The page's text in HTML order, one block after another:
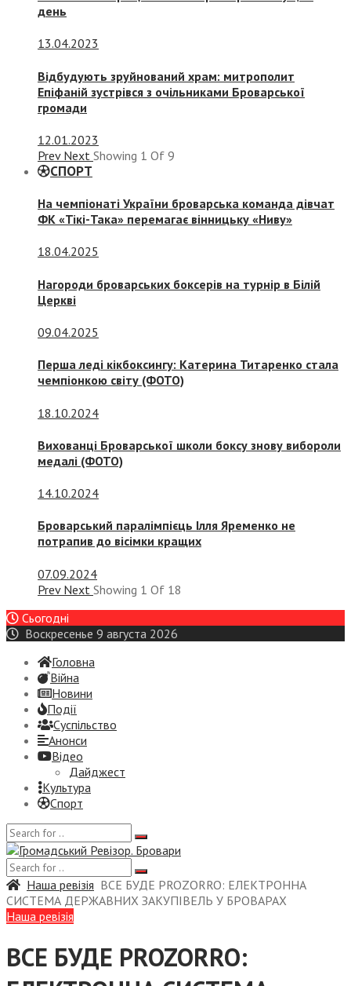
день
13.04.2023
Відбудують зруйнований храм: митрополит
Епіфаній зустрівся з очільниками Броварської
громади
12.01.2023
Prev Next Showing 1 Of 9
СПОРТ
На чемпіонаті України броварська команда дівчат
ФК «Тікі-Така» перемагає вінницьку «Ниву»
18.04.2025
Нагороди броварських боксерів на турнір в Білій
Церкві
09.04.2025
Перша леді кікбоксингу: Катерина Титаренко стала
чемпіонкою світу (ФОТО)
18.10.2024
Вихованці Броварської школи боксу знову вибороли
медалі (ФОТО)
14.10.2024
Броварський паралімпієць Ілля Яременко не
потрапив до вісімки кращих
07.09.2024
Prev Next Showing 1 Of 18
Сьогодні
Воскресенье 9 августа 2026
Головна
Війна
Новини
Події
Суспiльство
Анонси
Відео
Дайджест
Культура
Спорт
Наша ревізія ВСЕ БУДЕ PROZORRO: ЕЛЕКТРОННА
СИСТЕМА ДЕРЖАВНИХ ЗАКУПІВЕЛЬ У БРОВАРАХ
Наша ревізія
ВСЕ БУДЕ PROZORRO: